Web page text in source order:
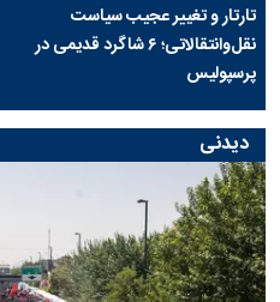
تارتار و تغییر عجیب سیاست
نقل‌وانتقالاتی؛ ۶ شاگرد قدیمی در
پرسپولیس
دیدنی